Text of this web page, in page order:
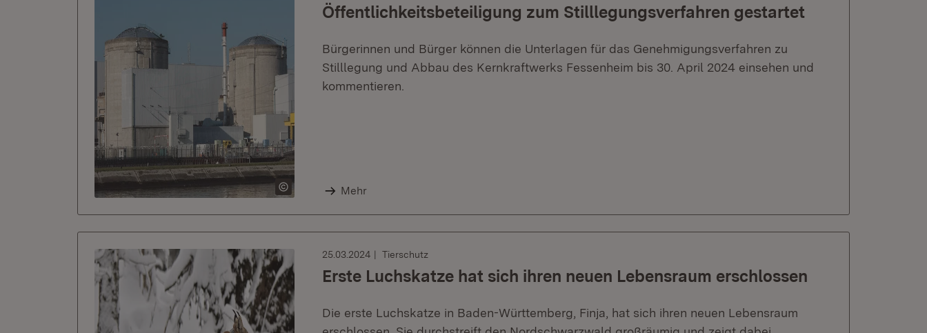
Öffentlichkeitsbeteiligung zum Stilllegungsverfahren gestartet
Bürgerinnen und Bürger können die Unterlagen für das Genehmigungsverfahren zu
Stilllegung und Abbau des Kernkraftwerks Fessenheim bis 30. April 2024 einsehen und
kommentieren.
Mehr
25.03.2024 Tierschutz
Erste Luchskatze hat sich ihren neuen Lebensraum erschlossen
Die erste Luchskatze in Baden-Württemberg, Finja, hat sich ihren neuen Lebensraum